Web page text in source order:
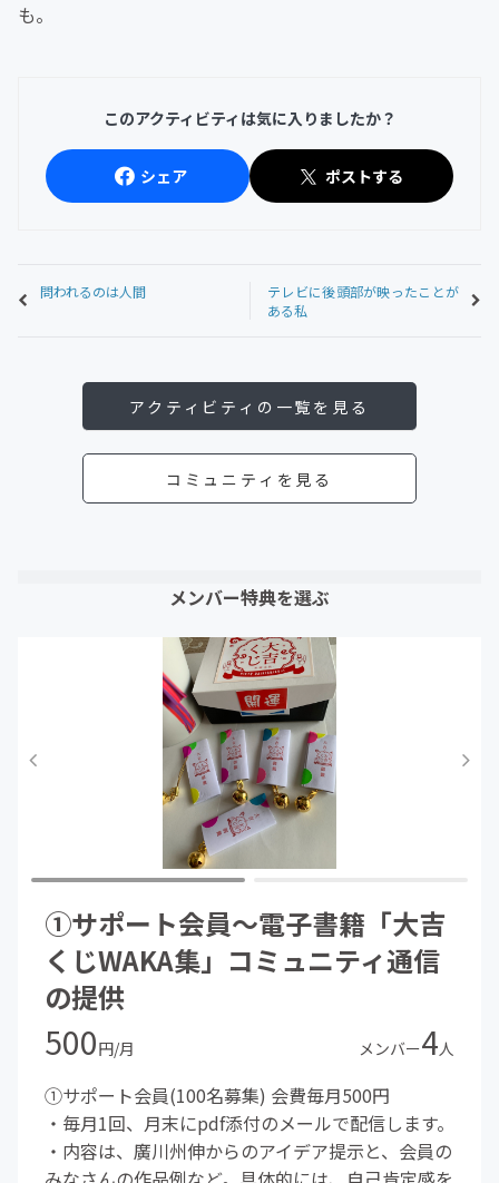
も。
このアクティビティは気に入りましたか？
シェア ポストする
問われるのは人間
テレビに後頭部が映ったことが
ある私
アクティビティの一覧を見る
コミュニティを見る
メンバー特典を選ぶ
①サポート会員～電子書籍「大吉
くじWAKA集」コミュニティ通信
の提供
500円/月 メンバー4人
①サポート会員(100名募集) 会費毎月500円
・毎月1回、月末にpdf添付のメールで配信します。
・内容は、廣川州伸からのアイデア提示と、会員の